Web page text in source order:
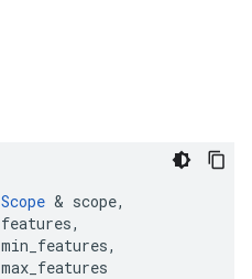
Scope & scope,
features,
min_features,
max_features